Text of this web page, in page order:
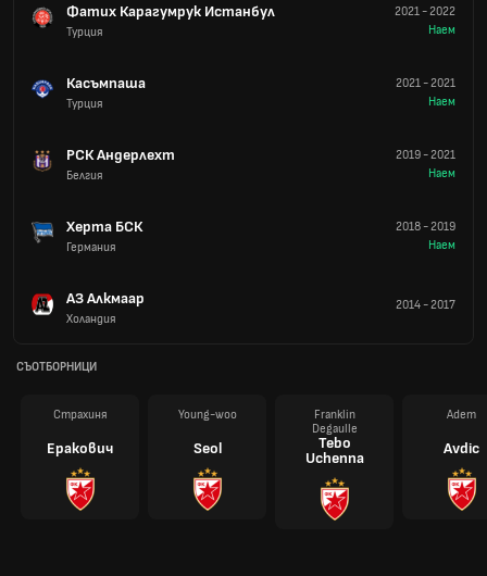
Фатих Карагумрук Истанбул
Турция
2021-2022
Наем
Касъмпаша
Турция
2021-2021
Наем
РСК Андерлехт
Белгия
2019-2021
Наем
Херта БСК
Германия
2018-2019
Наем
АЗ Алкмаар
Холандия
2014-2017
СЪОТБОРНИЦИ
Страхиня
Еракович
Young-woo
Seol
Franklin
Degaulle
Tebo
Uchenna
Adem
Avdic